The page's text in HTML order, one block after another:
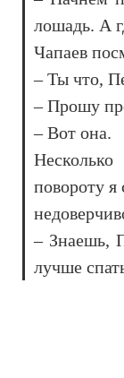
лошадь. А
Чапаев
– Ты что,
– Прошу
– Вот она.
повороту я
– Знаешь,
лучше